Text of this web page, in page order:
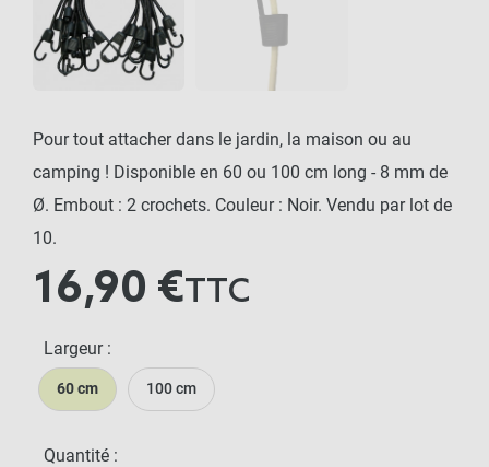
Pour tout attacher dans le jardin, la maison ou au
camping ! Disponible en 60 ou 100 cm long - 8 mm de
Ø. Embout : 2 crochets. Couleur : Noir. Vendu par lot de
10.
16,90 €TTC
Largeur :
60 cm 100 cm
Quantité :